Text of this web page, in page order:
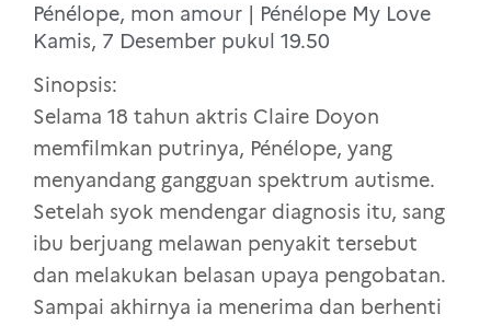
Pénélope, mon amour | Pénélope My Love
Kamis, 7 Desember pukul 19.50
Sinopsis:
Selama 18 tahun aktris Claire Doyon
memfilmkan putrinya, Pénélope, yang
menyandang gangguan spektrum autisme.
Setelah syok mendengar diagnosis itu, sang
ibu berjuang melawan penyakit tersebut
dan melakukan belasan upaya pengobatan.
Sampai akhirnya ia menerima dan berhenti